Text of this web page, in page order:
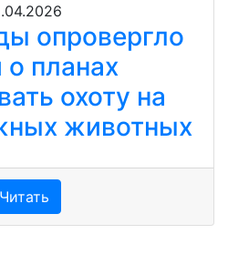
опровергло
о планах
охоту на
животных
Читать